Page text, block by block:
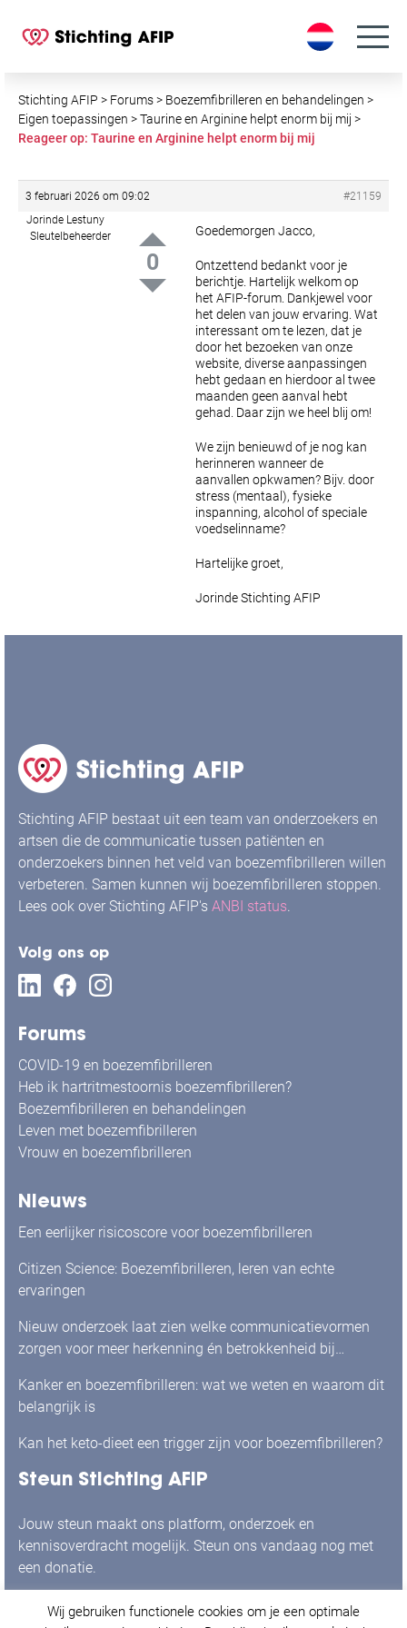
Stichting AFIP > Forums> Boezemfibrilleren en behandelingen >
Eigen toepassingen >Taurine en Arginine helpt enorm bij mij >
Reageer op: Taurine en Arginine helpt enorm bij mij
3 februari 2026 om 09:02
#21159
Jorinde Lestuny
Sleutelbeheerder
0
Goedemorgen Jacco,
Ontzettend bedankt voor je
berichtje. Hartelijk welkom op
het AFIP-forum. Dankjewel voor
het delen van jouw ervaring. Wat
interessant om te lezen, dat je
door het bezoeken van onze
website, diverseaanpassingen
hebt gedaan en hierdoor al twee
maanden geen aanval hebt
gehad. Daar zijn we heel blij om!
We zijn benieuwd of je nog kan
herinneren wanneer de
aanvallen opkwamen? Bijv. door
stress (mentaal), fysieke
inspanning, alcohol of speciale
voedselinname?
Hartelijke groet,
JorindeStichting AFIP
Stichting AFIP bestaat uit een team van onderzoekers en
artsen die de communicatie tussen patiënten en
onderzoekers binnen het veld van boezemfibrilleren willen
verbeteren. Samen kunnen wij boezemfibrilleren stoppen.
Lees ook over Stichting AFIP's ANBI status.
Volg ons op
Forums
COVID-19 en boezemfibrilleren
Heb ik hartritmestoornis boezemfibrilleren?
Boezemfibrilleren en behandelingen
Leven met boezemfibrilleren
Vrouw en boezemfibrilleren
Nieuws
Een eerlijker risicoscore voor boezemfibrilleren
Citizen Science: Boezemfibrilleren, leren van echte
ervaringen
Nieuw onderzoek laat zien welke communicatievormen
zorgen voor meer herkenning én betrokkenheid bij
Kanker en boezemfibrilleren: wat we weten en waarom dit
belangrijk is
Kan het keto-dieet een trigger zijn voor boezemfibrilleren?
Steun Stichting AFIP
Jouw steun maakt ons platform, onderzoek en
kennisoverdracht mogelijk. Steun ons vandaag nog met
een donatie.
Wij gebruiken functionele cookies om je een optimale